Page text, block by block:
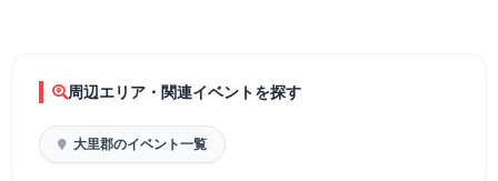
周辺エリア・関連イベントを探す
大里郡のイベント一覧